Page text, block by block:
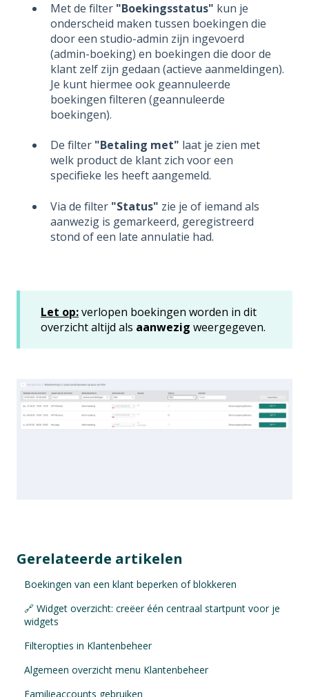
Met de filter "Boekingsstatus" kun je
onderscheid maken tussen boekingen die
door een studio-admin zijn ingevoerd
(admin-boeking) en boekingen die door de
klant zelf zijn gedaan (actieve aanmeldingen).
Je kunt hiermee ook geannuleerde
boekingen filteren (geannuleerde
boekingen).
De filter "Betaling met" laat je zien met
welk product de klant zich voor een
specifieke les heeft aangemeld.
Via de filter "Status" zie je of iemand als
aanwezig is gemarkeerd, geregistreerd
stond of een late annulatie had.
Let op:verlopen boekingen worden in dit
overzicht altijd als aanwezig weergegeven.
Gerelateerde artikelen
Boekingen van een klant beperken of blokkeren
🔗 Widget overzicht: creëer één centraal startpunt voor je
widgets
Filteropties in Klantenbeheer
Algemeen overzicht menu Klantenbeheer
Familieaccounts gebruiken